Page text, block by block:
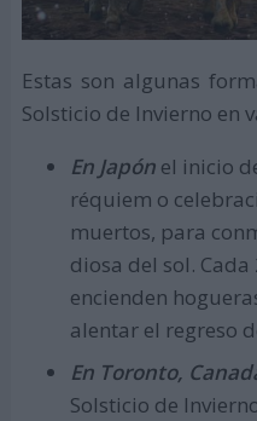
Estas son algunas
Solsticio de Invierno en
En Japón el inicio
réquiem o
muertos, para
diosa del sol.
encienden
alentar el regreso
En Toronto,
Solsticio de